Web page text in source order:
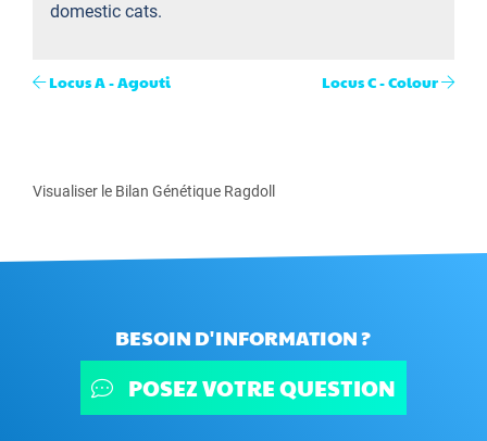
domestic cats.
Locus A - Agouti Locus C - Colour
Visualiser le Bilan Génétique Ragdoll
BESOIN D'INFORMATION ?
POSEZ VOTRE QUESTION